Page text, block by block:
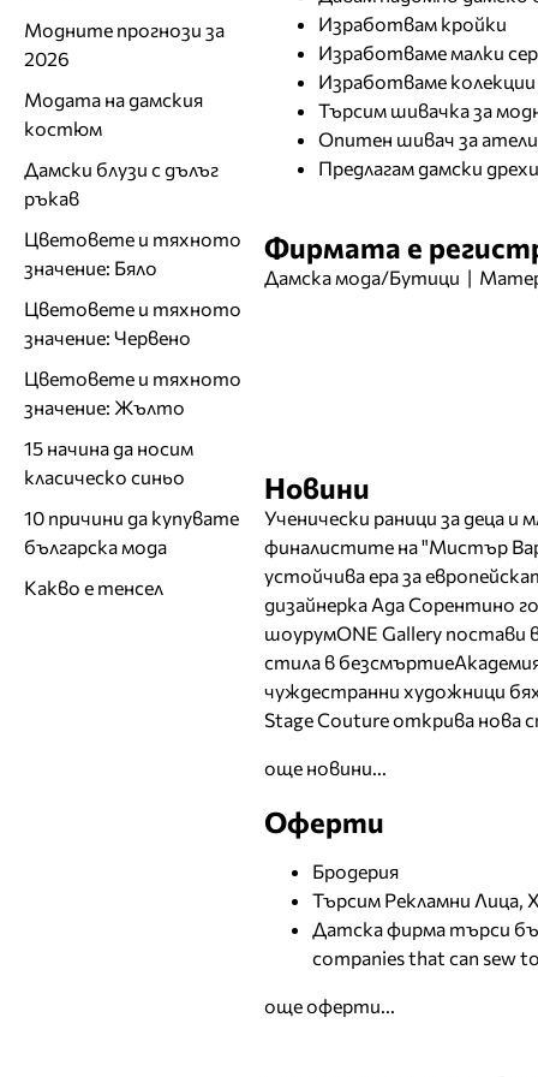
Изработвам кройки
Изработваме малки
Изработваме колекции
Търсим шивачка за
Опитен шивач за
Предлагам дамски
Фирмата е
Дамска мода/Бутици |
Новини
Ученически раници за деца и
финалистите на "Мистър
устойчива ера за
дизайнерка Ада Сорентино
шоурумONE Gallery
стила в безсмъртие
чуждестранни художници
Stage Couture открива нова
още новини...
Оферти
Бродерия
Търсим Рекламни
Датска фирма търси
companies that can sew
още оферти...
Модните прогнози за
2026
Модата на дамския
костюм
Дамски блузи с дълъг
ръкав
Цветовете и тяхното
значение: Бяло
Цветовете и тяхното
значение: Червено
Цветовете и тяхното
значение: Жълто
15 начина да носим
класическо синьо
10 причини да купувате
българска мода
Какво е тенсел